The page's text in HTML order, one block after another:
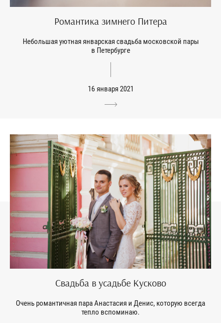
Романтика зимнего Питера
Небольшая уютная январская свадьба московской пары
в Петербурге
16 января 2021
Свадьба в усадьбе Кусково
Очень романтичная пара Анастасия и Денис, которую всегда
тепло вспоминаю.